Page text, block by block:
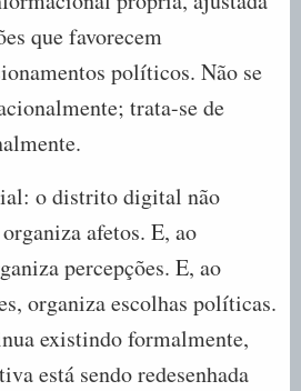
que favorecem
políticos. Não se
trata-se de
o distrito digital não
afetos. E, ao
percepções. E, ao
organiza escolhas políticas.
existindo formalmente,
está sendo redesenhada